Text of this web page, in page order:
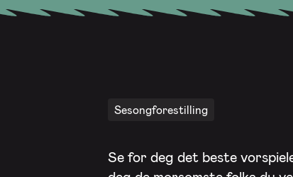
Sesongforestilling
Se for deg det beste